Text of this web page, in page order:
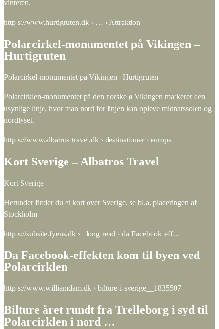
vinteren.
http s://www.hurtigruten.dk › … › Attraktion
Polarcirkel-monumentet på Vikingen –
Hurtigruten
Polarcirkel-monumentet på Vikingen | Hurtigruten
Polarcirklen-monumentet på den norske ø Vikingen markerer den
usynlige linje, hvor man nord for linjen kan opleve midnatssolen og
nordlyset.
http s://www.albatros-travel.dk › destinationer › europa
Kort Sverige – Albatros Travel
Kort Sverige
Herunder finder du et kort over Sverige, se bl.a. placeringen af
Stockholm
http s://subsite.fyens.dk › _long-read › da-Facebook-eff…
Da Facebook-effekten kom til byen ved
Polarcirklen
http s://www.williamdam.dk › bilture-i-sverige__1835507
Bilture året rundt fra Trelleborg i syd til
Polarcirklen i nord …